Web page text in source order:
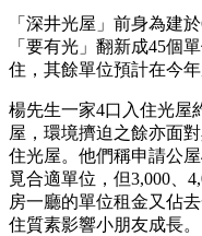
「深井光屋」前身為建
「要有光」翻新成45個
住，其餘單位預計在今年
楊先生一家4口入住光屋
屋，環境擠迫之餘亦面
住光屋。他們稱申請公
覓合適單位，但3,000、
房一廳的單位租金又佔
住質素影響小朋友成長